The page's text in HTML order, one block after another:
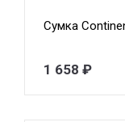
Сумка
1 658 ₽